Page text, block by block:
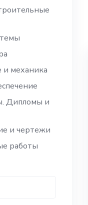
механика
Дипломы и
и чертежи
работы